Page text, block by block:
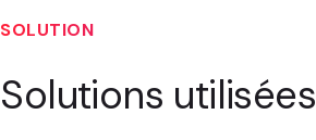
SOLUTION
Solutions utilisées